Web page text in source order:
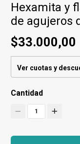
Hexamita y
de agujeros
$33.000,00
Ver cuotas y
Cantidad
1